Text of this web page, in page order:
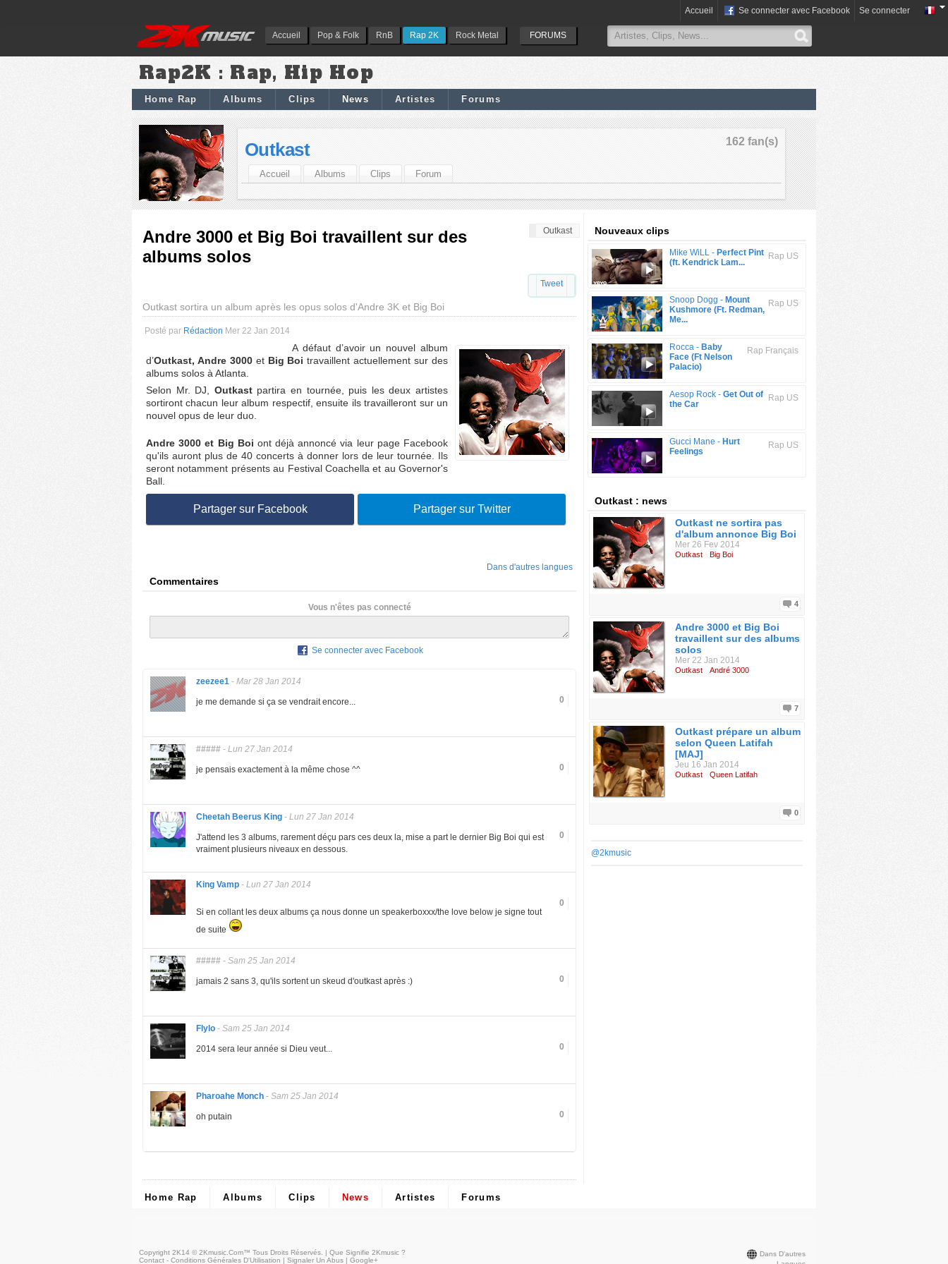
Accueil Pop & Folk RnB Rap 2K Rock Metal FORUMS
Accueil Se connecter avec Facebook Se connecter
Rap2K : Rap, Hip Hop
Home Rap Albums Clips News Artistes Forums
162 fan(s)
Outkast
Accueil Albums Clips Forum
Outkast
Andre 3000 et Big Boi travaillent sur des
albums solos
Tweet
Outkast sortira un album après les opus solos d'Andre 3K et Big Boi
Posté par Rédaction Mer 22 Jan 2014
A défaut d’avoir un nouvel album
d’Outkast, Andre 3000et Big Boi travaillent actuellement sur des
albums solos à Atlanta.
Selon Mr. DJ, Outkastpartira en tournée, puis les deux artistes
sortiront chacun leur album respectif, ensuite ils travailleront sur un
nouvel opus de leur duo.
Andre 3000 et Big Boi ont déjà annoncé via leur page Facebook
qu'ils auront plus de 40 concerts à donner lors de leur tournée. Ils
seront notamment présents au Festival Coachella et au Governor's
Ball.
Partager sur Facebook Partager sur Twitter
Dans d'autres langues
Commentaires
Vous n'êtes pas connecté
Se connecter avec Facebook
zeezee1 - Mar 28 Jan 2014
0
je me demande si ça se vendrait encore...
##### - Lun 27 Jan 2014
0
je pensais exactement à la même chose ^^
Cheetah Beerus King - Lun 27 Jan 2014
0
J'attend les 3 albums, rarement déçu pars ces deux la, mise a part le dernier Big Boi qui est
vraiment plusieurs niveaux en dessous.
King Vamp - Lun 27 Jan 2014
0
Si en collant les deux albums ça nous donne un speakerboxxx/the love below je signe tout
de suite
##### - Sam 25 Jan 2014
0
jamais 2 sans 3, qu'ils sortent un skeud d'outkast après :)
Flylo - Sam 25 Jan 2014
0
2014 sera leur année si Dieu veut...
Pharoahe Monch - Sam 25 Jan 2014
0
oh putain
Nouveaux clips
Rap US
Mike WiLL - Perfect Pint
(ft. Kendrick Lam...
Rap US
Snoop Dogg - Mount
Kushmore (Ft. Redman,
Me...
Rap Français
Rocca - Baby
Face (Ft Nelson
Palacio)
Rap US
Aesop Rock - Get Out of
the Car
Rap US
Gucci Mane - Hurt
Feelings
Outkast : news
Outkast ne sortira pas
d'album annonce Big Boi
Mer 26 Fev 2014
Outkast Big Boi
4
Andre 3000 et Big Boi
travaillent sur des albums
solos
Mer 22 Jan 2014
Outkast André 3000
7
Outkast prépare un album
selon Queen Latifah
[MAJ]
Jeu 16 Jan 2014
Outkast Queen Latifah
0
@2kmusic
Home Rap Albums Clips News Artistes Forums
Dans D'autres
Copyright 2K14 © 2Kmusic.com™ Tous Droits Réservés . | Que Signifie 2Kmusic ?
Contact - Conditions Générales D'Utilisation | Signaler Un Abus | Google+